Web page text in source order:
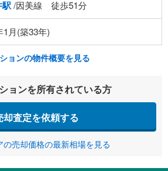
駅/因美線 徒歩51分
1月(築33年)
ョンの物件概要を見る
ョンを所有されている方
却査定を依頼する
の売却価格の最新相場を見る